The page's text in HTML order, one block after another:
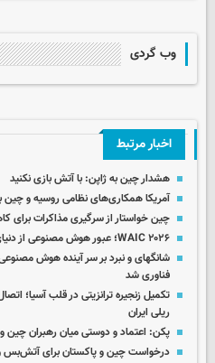
وب گردی
اخبار مرتبط
هشدار چین به ژاپن: با آتش بازی نکنید
آمریکا همکاری‌های نظامی روسیه و چین
چین خواستار از سرگیری مذاکرات
WAIC ۲۰۲۶؛ عبور هوش مصنوعی از دنیای دیجیتال به جهان فیزیکی
شانگهای و نبرد بر سر آینده هوش
فناوری شد
تکمیل زنجیره ترانزیتی در قلب آسیا؛
ریلی ایران
پکن: اعتماد و دوستی میان رهبران
درخواست چین و پاکستان برای آتش‌بس و